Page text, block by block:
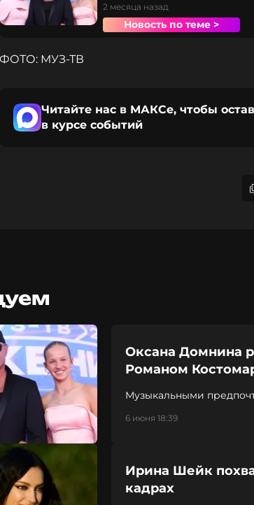
2 месяца назад
Новость по теме >
ФОТО: МУЗ-ТВ
Читайте нас в МАКСе, чтобы
в курсе событий
Оксана Домнина
Романом
Музыкальными
6 июня 18:39
Ирина Шейк
кадрах